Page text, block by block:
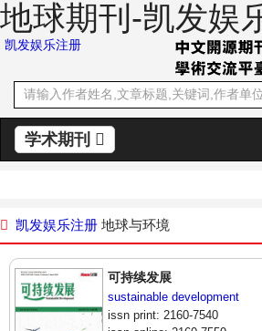
地球期刊-凯发娱
凯发娱乐注册
学术期刊
凯发娱乐注册 地球与环境
可持续发展
sustainable development
issn print: 2160-7540